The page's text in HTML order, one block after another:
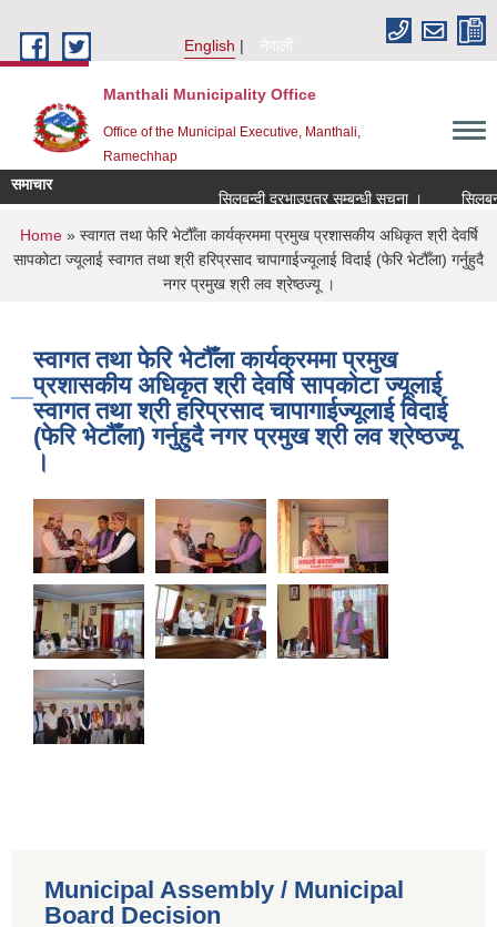
English
नेपाली
Manthali Municipality Office
Office of the Municipal Executive, Manthali,
Ramechhap
समाचार
सिलबन्दी दरभाउपत्र सम्बन्धी सूचना ।
You are here
Home» स्वागत तथा फेरि भेटौँला कार्यक्रममा प्रमुख प्रशासकीय अधिकृत श्री देवर्षि
सापकोटा ज्यूलाई स्वागत तथा श्री हरिप्रसाद चापागाईज्यूलाई विदाई (फेरि भेटौँला) गर्नुहुदै
नगर प्रमुख श्री लव श्रेष्ठज्यू ।
स्वागत तथा फेरि भेटौँला कार्यक्रममा प्रमुख
प्रशासकीय अधिकृत श्री देवर्षि सापकोटा ज्यूलाई
स्वागत तथा श्री हरिप्रसाद चापागाईज्यूलाई विदाई
(फेरि भेटौँला) गर्नुहुदै नगर प्रमुख श्री लव श्रेष्ठज्यू
।
Municipal Assembly / Municipal
Board Decision